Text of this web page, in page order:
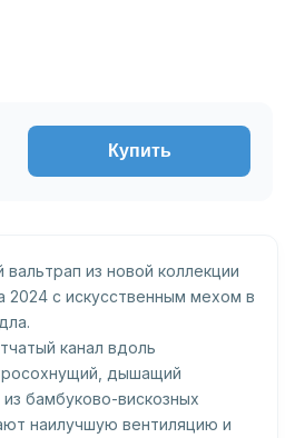
Купить
из новой коллекции
2024 с искусственным мехом в
канал вдоль
дышащий
бамбуково-вискозных
наилучшую вентиляцию и